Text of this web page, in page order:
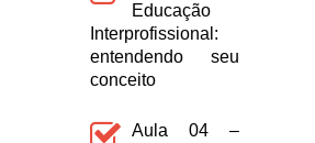
Educação
Interprofissional:
entendendo seu
conceito
Aula 04 –